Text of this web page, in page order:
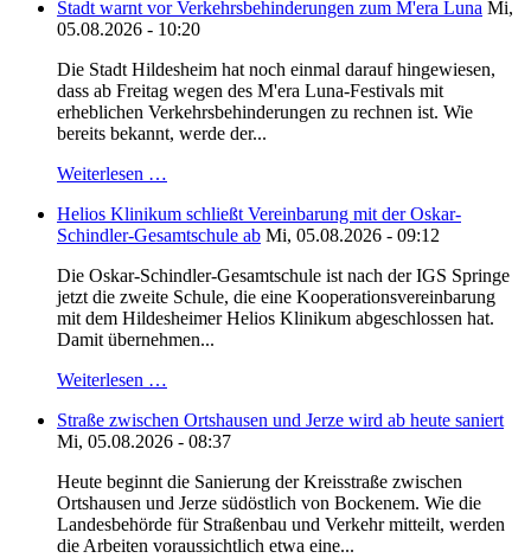
Stadt warnt vor Verkehrsbehinderungen zum M'era Luna Mi,
05.08.2026 - 10:20
Die Stadt Hildesheim hat noch einmal darauf hingewiesen,
dass ab Freitag wegen des M'era Luna-Festivals mit
erheblichen Verkehrsbehinderungen zu rechnen ist. Wie
bereits bekannt, werde der...
Weiterlesen …
Helios Klinikum schließt Vereinbarung mit der Oskar-
Schindler-Gesamtschule ab Mi, 05.08.2026 - 09:12
Die Oskar-Schindler-Gesamtschule ist nach der IGS Springe
jetzt die zweite Schule, die eine Kooperationsvereinbarung
mit dem Hildesheimer Helios Klinikum abgeschlossen hat.
Damit übernehmen...
Weiterlesen …
Straße zwischen Ortshausen und Jerze wird ab heute saniert
Mi, 05.08.2026 - 08:37
Heute beginnt die Sanierung der Kreisstraße zwischen
Ortshausen und Jerze südöstlich von Bockenem. Wie die
Landesbehörde für Straßenbau und Verkehr mitteilt, werden
die Arbeiten voraussichtlich etwa eine...